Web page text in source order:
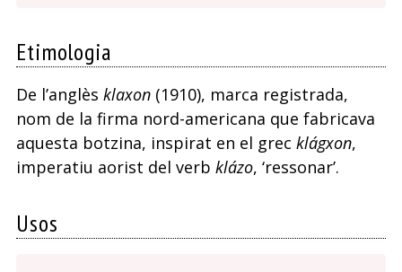
Etimologia
De l’anglès klaxon(1910), marca registrada,
nom de la firma nord-americana que fabricava
aquesta botzina, inspirat en el grec klágxon,
imperatiu aorist del verb klázo, ‘ressonar’.
Usos